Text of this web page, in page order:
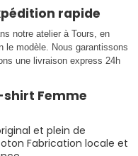
rapide
notre atelier à Tours, en
le modèle. Nous garantissons
une livraison express 24h
Femme
et plein de
Fabrication locale et